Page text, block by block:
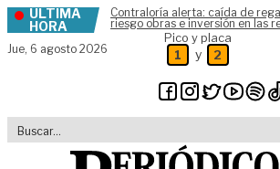
Skip to content
ÚLTIMA
HORA
Contraloría alerta: caída de
riesgo obras e inversión en las
Jue, 6 agosto 2026
Pico y placa
1 y 2